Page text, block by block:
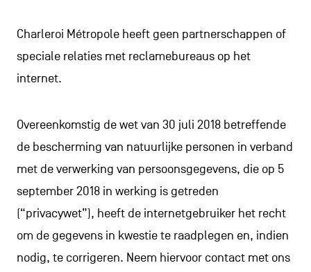
Charleroi Métropole heeft geen partnerschappen of
speciale relaties met reclamebureaus op het
internet.
Overeenkomstig de wet van 30 juli 2018 betreffende
de bescherming van natuurlijke personen in verband
met de verwerking van persoonsgegevens, die op 5
september 2018 in werking is getreden
(“privacywet”), heeft de internetgebruiker het recht
om de gegevens in kwestie te raadplegen en, indien
nodig, te corrigeren. Neem hiervoor contact met ons